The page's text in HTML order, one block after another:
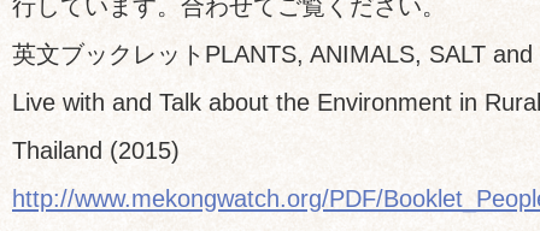
行しています。合わせてご覧ください。
英文ブックレットPLANTS, ANIMALS, SALT
Live with and Talk about the Environment in
Thailand (2015)
http://www.mekongwatch.org/PDF/